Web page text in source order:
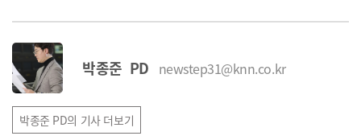
박종준 PD newstep31@knn.co.kr
박종준 PD의 기사 더보기